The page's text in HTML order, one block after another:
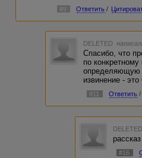
#9 Ответить /
DELETED
Спасибо, что
по
определяющую
извинение -
#11 Ответить /
DELETED
#16